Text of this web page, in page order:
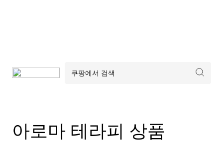
아로마 테라피 상품